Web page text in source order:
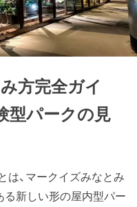
方完全ガイ
型パークの見
は、マークイズみなとみ
新しい形の屋内型パー